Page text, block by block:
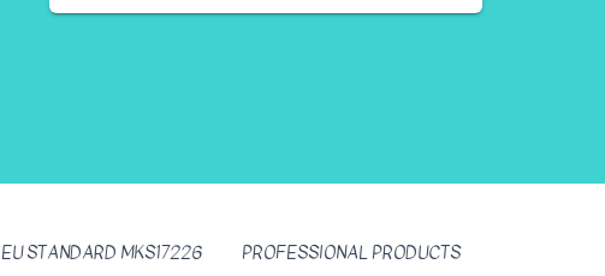
EU STANDARD MKS17226 PROFESSIONAL PRODUCTS